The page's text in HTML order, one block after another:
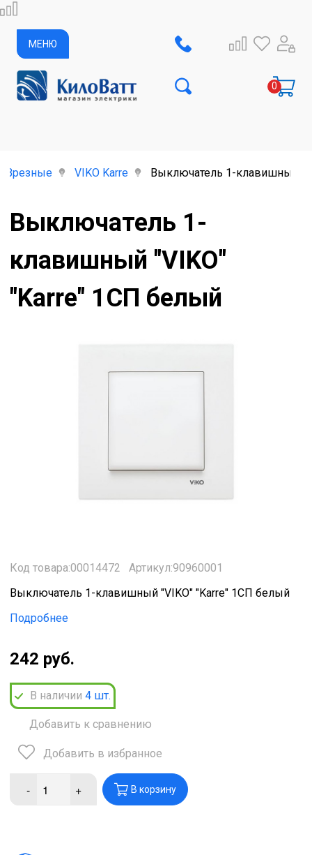
МЕНЮ
Врезные VIKO Karre Выключатель 1-клавишный
Выключатель 1-
клавишный "VIKO"
"Karre" 1СП белый
Код товара:00014472
Артикул:90960001
Выключатель 1-клавишный "VIKO" "Karre" 1СП белый
Подробнее
242 руб.
В наличии 4 шт.
Добавить к сравнению
Добавить в избранное
- + В корзину